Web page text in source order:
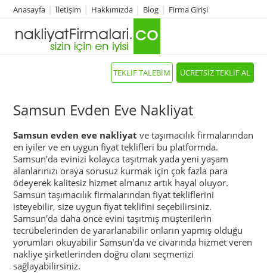
Anasayfa İletişim Hakkımızda Blog Firma Girişi
ÜCRETSİZ TEKLİF AL
TEKLİF TALEBİM
Samsun Evden Eve Nakliyat
Samsun evden eve nakliyat ve taşımacılık firmalarından
en iyiler ve en uygun fiyat teklifleri bu platformda.
Samsun'da evinizi kolayca taşıtmak yada yeni yaşam
alanlarınızı oraya sorusuz kurmak için çok fazla para
ödeyerek kalitesiz hizmet almanız artık hayal oluyor.
Samsun taşımacılık firmalarından fiyat tekliflerini
isteyebilir, size uygun fiyat teklifini seçebilirsiniz.
Samsun'da daha önce evini taşıtmış müşterilerin
tecrübelerinden de yararlanabilir onların yapmış olduğu
yorumları okuyabilir Samsun'da ve civarında hizmet veren
nakliye şirketlerinden doğru olanı seçmenizi
sağlayabilirsiniz.